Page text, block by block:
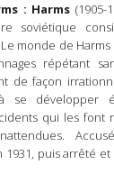
: Harms (1905-
soviétique
monde de
répétant
de façon
se développer
qui les font
1931, puis arrêté